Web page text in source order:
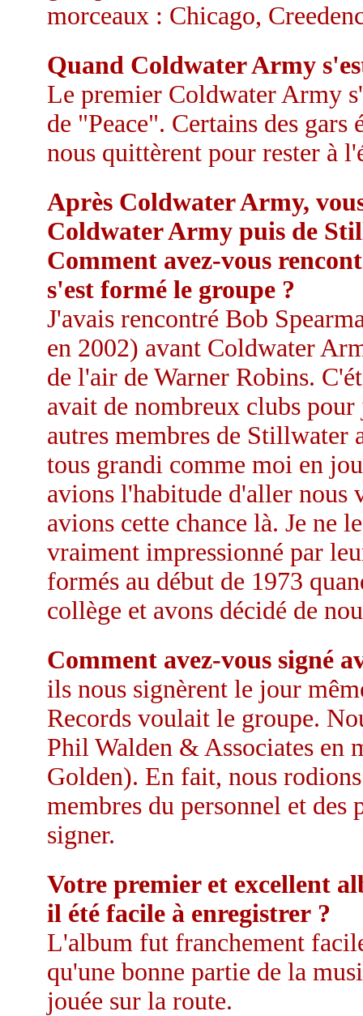
morceaux : Chicago,
Quand Coldwater Army
Le premier Coldwater Army
de "Peace". Certains des
nous quittèrent pour rester à
Après Coldwater Army,
Coldwater Army puis de
Comment avez-vous
s'est formé le groupe ?
J'avais rencontré Bob
en 2002) avant Coldwater
de l'air de Warner Robins.
avait de nombreux clubs
autres membres de Stillwater
tous grandi comme moi en
avions l'habitude d'aller nous
avions cette chance là. Je ne
vraiment impressionné par
formés au début de 1973
collège et avons décidé de
Comment avez-vous signé
ils nous signèrent le jour
Records voulait le groupe.
Phil Walden & Associates en
Golden). En fait, nous
membres du personnel et des
signer.
Votre premier et excellent
il été facile à enregistrer ?
L'album fut franchement
qu'une bonne partie de la
jouée sur la route.